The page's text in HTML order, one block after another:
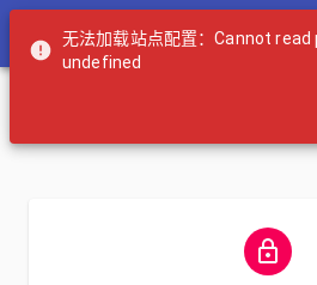
无法加载站点配置：Cannot
undefined
Cloudreve